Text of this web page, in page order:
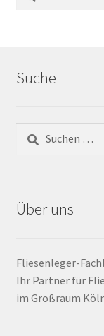
CM Messung
Suche
Über uns
Fliesenleger-
Ihr Partner für
im Großraum